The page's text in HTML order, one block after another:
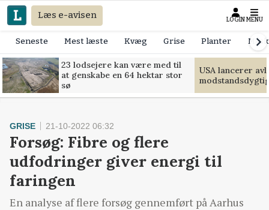
Læs e-avisen LOGIN MENU
Seneste Mest læste Kvæg Grise Planter
23 lodsejere kan være med til
at genskabe en 64 hektar stor
sø
USA lancerer
GRISE 21-10-2022 06:32
Forsøg: Fibre og flere
udfodringer giver energi til
faringen
En analyse af flere forsøg gennemført på Aarhus